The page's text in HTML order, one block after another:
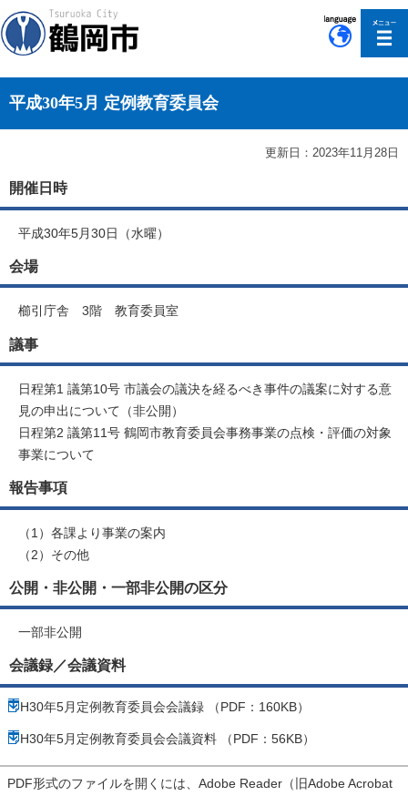
平成30年5月 定例教育委員会
更新日：2023年11月28日
開催日時
平成30年5月30日（水曜）
会場
櫛引庁舎 3階 教育委員室
議事
日程第1 議第10号 市議会の議決を経るべき事件の議案に対する意
見の申出について（非公開）
日程第2 議第11号 鶴岡市教育委員会事務事業の点検・評価の対象
事業について
報告事項
（1）各課より事業の案内
（2）その他
公開・非公開・一部非公開の区分
一部非公開
会議録／会議資料
H30年5月定例教育委員会会議録 （PDF：160KB）
H30年5月定例教育委員会会議資料 （PDF：56KB）
PDF形式のファイルを開くには、Adobe Reader（旧Adobe Acrobat